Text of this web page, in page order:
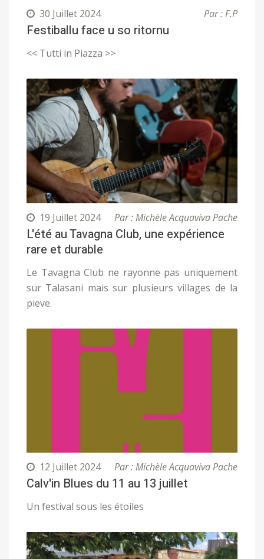
30 Juillet 2024 Par : F.P
Festiballu face u so ritornu
<< Tutti in Piazza >>
19 Juillet 2024 Par : Michèle Acquaviva Pache
L'été au Tavagna Club, une expérience
rare et durable
Le Tavagna Club ne rayonne pas uniquement
sur Talasani mais sur plusieurs villages de la
pieve.
12 Juillet 2024 Par : Michèle Acquaviva Pache
Calv'in Blues du 11 au 13 juillet
Un festival sous les étoiles